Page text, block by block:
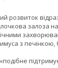
з печінкою,